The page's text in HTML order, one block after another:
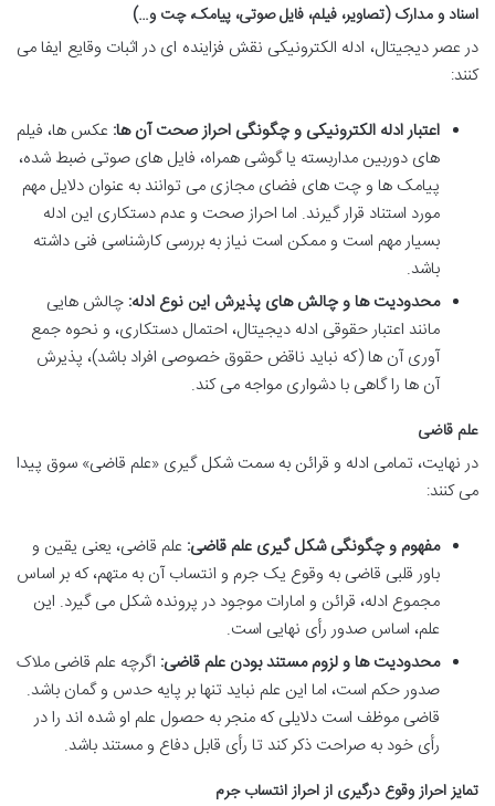
اسناد و مدارک (تصاویر، فیلم، فایل صوتی، پیامک، چت و…)
در عصر دیجیتال، ادله الکترونیکی نقش فزاینده ای در اثبات وقایع ایفا می
کنند:
اعتبار ادله الکترونیکی و چگونگی احراز صحت آن ها: عکس ها، فیلم
های دوربین مداربسته یا گوشی همراه، فایل های صوتی ضبط شده،
پیامک ها و چت های فضای مجازی می توانند به عنوان دلایل مهم
مورد استناد قرار گیرند. اما احراز صحت و عدم دستکاری این ادله
بسیار مهم است و ممکن است نیاز به بررسی کارشناسی فنی داشته
باشد.
محدودیت ها و چالش های پذیرش این نوع ادله: چالش هایی
مانند اعتبار حقوقی ادله دیجیتال، احتمال دستکاری، و نحوه جمع
آوری آن ها (که نباید ناقض حقوق خصوصی افراد باشد)، پذیرش
آن ها را گاهی با دشواری مواجه می کند.
علم قاضی
در نهایت، تمامی ادله و قرائن به سمت شکل گیری «علم قاضی» سوق پیدا
می کنند:
مفهوم و چگونگی شکل گیری علم قاضی: علم قاضی، یعنی یقین و
باور قلبی قاضی به وقوع یک جرم و انتساب آن به متهم، که بر اساس
مجموع ادله، قرائن و امارات موجود در پرونده شکل می گیرد. این
علم، اساس صدور رأی نهایی است.
محدودیت ها و لزوم مستند بودن علم قاضی: اگرچه علم قاضی ملاک
صدور حکم است، اما این علم نباید تنها بر پایه حدس و گمان باشد.
قاضی موظف است دلایلی که منجر به حصول علم او شده اند را در
رأی خود به صراحت ذکر کند تا رأی قابل دفاع و مستند باشد.
تمایز احراز وقوع درگیری از احراز انتساب جرم